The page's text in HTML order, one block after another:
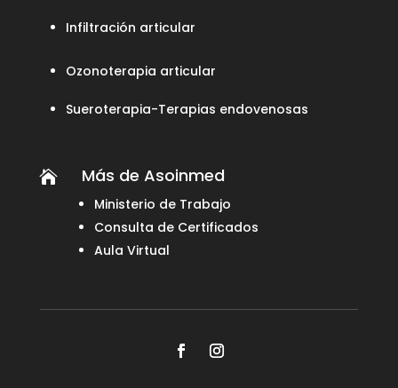
Infiltración articular
Ozonoterapia articular
Sueroterapia-Terapias endovenosas
 Más de Asoinmed
Ministerio de Trabajo
Consulta de Certificados
Aula Virtual